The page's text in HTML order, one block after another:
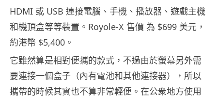
HDMI 或 USB 連接電腦、手機、播放器、遊戲主機
和機頂盒等等裝置。Royole-X 售價 為 $699 美元，
約港幣 $5,400。
它雖然算是相對便攜的款式，不過由於螢幕另外需
要連接一個盒子（內有電池和其他連接器），所以
攜帶的時候其實也不算非常輕便。在公衆地方使用